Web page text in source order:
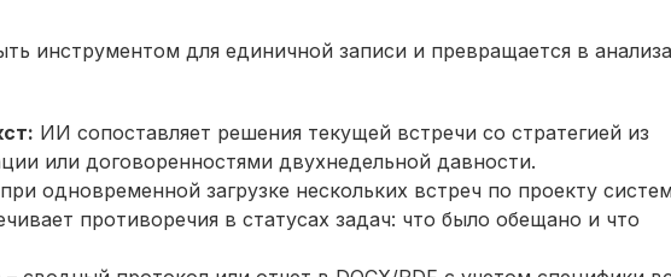
инструментом для единичной записи и превращается в
ИИ сопоставляет решения текущей встречи со стратегией из
или договоренностями двухнедельной давности.
при одновременной загрузке нескольких встреч по проекту
противоречия в статусах задач: что было обещано и что